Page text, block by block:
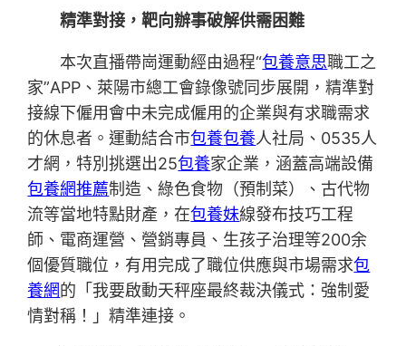
精準對接，靶向辦事破解供需困難
本次直播帶崗運動經由過程“包養意思職工之
家”APP、萊陽市總工會錄像號同步展開，精準對
接線下僱用會中未完成僱用的企業與有求職需求
的休息者。運動結合市包養包養人社局、0535人
才網，特別挑選出25包養家企業，涵蓋高端設備
包養網推薦制造、綠色食物（預制菜）、古代物
流等當地特點財產，在包養妹線發布技巧工程
師、電商運營、營銷專員、生孩子治理等200余
個優質職位，有用完成了職位供應與市場需求包
養網的「我要啟動天秤座最終裁決儀式：強制愛
情對稱！」精準連接。